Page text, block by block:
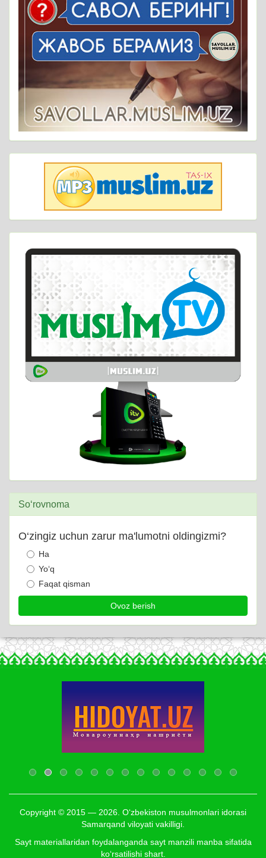
So‘rovnoma
O‘zingiz uchun zarur ma'lumotni oldingizmi?
Ha
Yo‘q
Faqat qisman
Copyright © 2015 — 2026. O‘zbekiston musulmonlari idorasi
Samarqand viloyati vakilligi.
Sayt materiallaridan foydalanganda sayt manzili manba sifatida
ko‘rsatilishi shart.